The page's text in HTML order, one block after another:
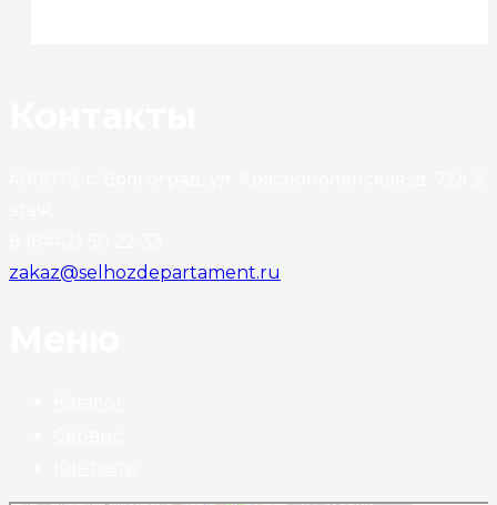
zakaz@selhozdepartament.ru